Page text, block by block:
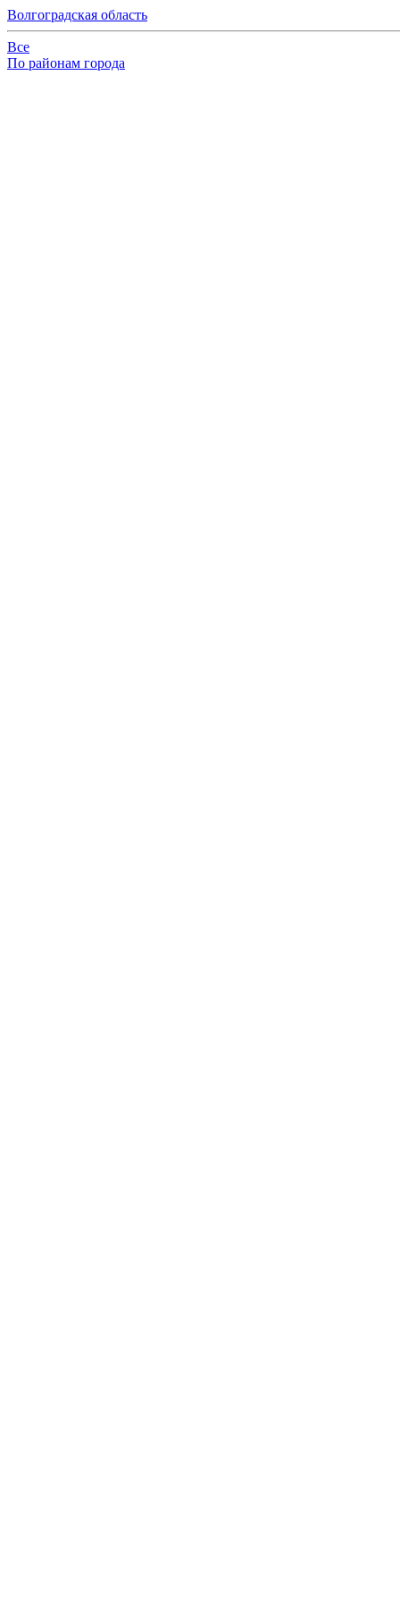
Волгоградская область
Все
По районам города